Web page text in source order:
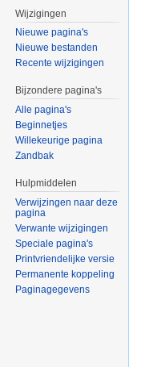
Wijzigingen
Nieuwe pagina's
Nieuwe bestanden
Recente wijzigingen
Bijzondere pagina's
Alle pagina's
Beginnetjes
Willekeurige pagina
Zandbak
Hulpmiddelen
Verwijzingen naar deze
pagina
Verwante wijzigingen
Speciale pagina's
Printvriendelijke versie
Permanente koppeling
Paginagegevens